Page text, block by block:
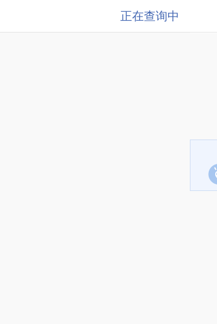
正在查询中